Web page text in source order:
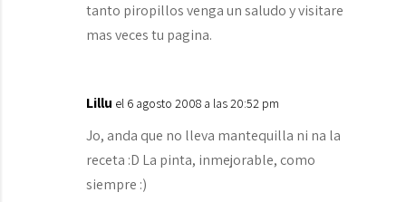
tanto piropillos venga un saludo y visitare
mas veces tu pagina.
Lillu el 6 agosto 2008 a las 20:52 pm
Jo, anda que no lleva mantequilla ni na la
receta :D La pinta, inmejorable, como
siempre :)